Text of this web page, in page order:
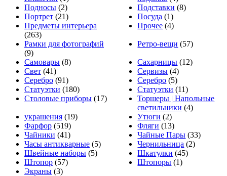
Подносы (2) Подставки (8)
Портрет (21) Посуда (1)
Предметы интерьера
(263)
Прочее (4)
Рамки для фотографий
(9)
Ретро-вещи (57)
Самовары (8) Сахарницы (12)
Свет (41) Сервизы (4)
Серебро (91) Серебро (5)
Статуэтки (180) Статуэтки (11)
Столовые приборы (17)
Торшеры | Напольные
светильники (4)
украшения (19) Утюги (2)
Фарфор (519) Фляги (13)
Чайники (41) Чайные Пары (33)
Часы антикварные (5) Чернильница (2)
Швейные наборы (5) Шкатулки (45)
Штопор (57) Штопоры (1)
Экраны (3)